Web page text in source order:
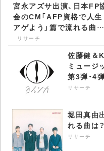
宮永アズサ出演、日本FP
会のCM「AFP資格で人生
アゲよう」篇で流れる曲
は？ - CDJournal リサー
リサーチ
佐藤健＆
ミュージ
第3弾・4
リサーチ
リサーチ
堀田真由
れる曲は
リサーチ